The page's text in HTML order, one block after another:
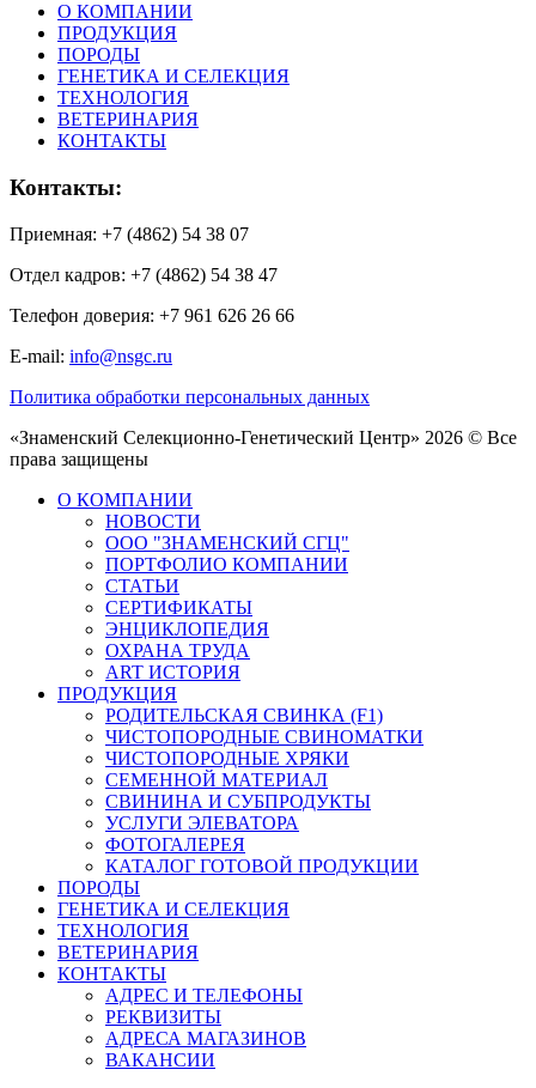
О КОМПАНИИ
ПРОДУКЦИЯ
ПОРОДЫ
ГЕНЕТИКА И СЕЛЕКЦИЯ
ТЕХНОЛОГИЯ
ВЕТЕРИНАРИЯ
КОНТАКТЫ
Контакты:
Приемная: +7 (4862) 54 38 07
Отдел кадров: +7 (4862) 54 38 47
Телефон доверия: +7 961 626 26 66
E-mail: info@nsgc.ru
Политика обработки персональных данных
«Знаменский Селекционно-Генетический Центр» 2026 © Все
права защищены
О КОМПАНИИ
НОВОСТИ
ООО "ЗНАМЕНСКИЙ СГЦ"
ПОРТФОЛИО КОМПАНИИ
СТАТЬИ
СЕРТИФИКАТЫ
ЭНЦИКЛОПЕДИЯ
ОХРАНА ТРУДА
ART ИСТОРИЯ
ПРОДУКЦИЯ
РОДИТЕЛЬСКАЯ СВИНКА (F1)
ЧИСТОПОРОДНЫЕ СВИНОМАТКИ
ЧИСТОПОРОДНЫЕ ХРЯКИ
СЕМЕННОЙ МАТЕРИАЛ
СВИНИНА И СУБПРОДУКТЫ
УСЛУГИ ЭЛЕВАТОРА
ФОТОГАЛЕРЕЯ
КАТАЛОГ ГОТОВОЙ ПРОДУКЦИИ
ПОРОДЫ
ГЕНЕТИКА И СЕЛЕКЦИЯ
ТЕХНОЛОГИЯ
ВЕТЕРИНАРИЯ
КОНТАКТЫ
АДРЕС И ТЕЛЕФОНЫ
РЕКВИЗИТЫ
АДРЕСА МАГАЗИНОВ
ВАКАНСИИ